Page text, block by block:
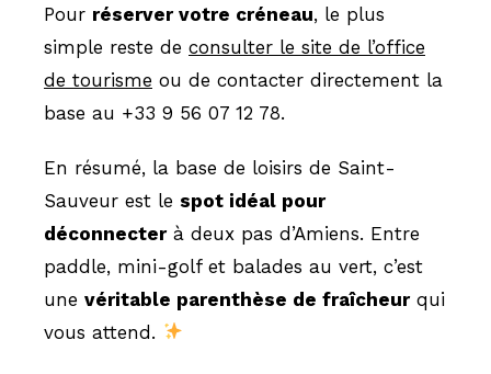
Pour réserver votre créneau, le plus
simple reste de consulter le site de l’office
de tourisme ou de contacter directement la
base au +33 9 56 07 12 78.
En résumé, la base de loisirs de Saint-
Sauveur est le spot idéal pour
déconnecterà deux pas d’Amiens. Entre
paddle, mini-golf et balades au vert, c’est
une véritable parenthèse de fraîcheurqui
vous attend.